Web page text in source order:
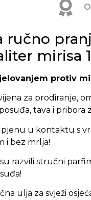
ručno
mirisa
protiv
za prodiranje,
tava i pribora
u kontaktu s
i bez mrlja!
razvili stručni
ulja za svježi